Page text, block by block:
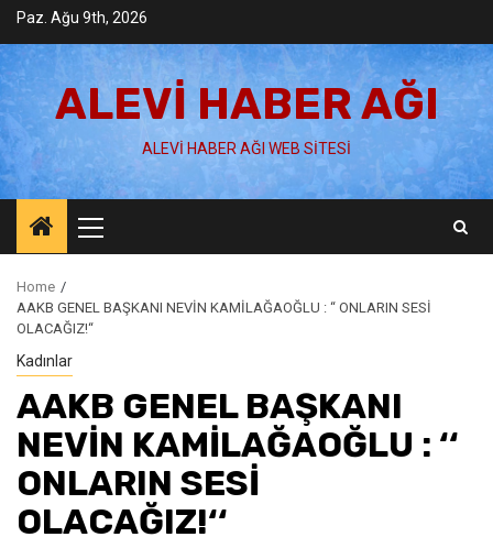
Skip
content
Paz. Ağu 9th, 2026
ALEVI HABER AĞI
ALEVI HABER AĞI WEB SITESI
Menu
Home
AAKB GENEL BAŞKANI NEVİN KAMİLAĞAOĞLU : ‘‘ ONLARIN SESİ
OLACAĞIZ!‘‘
Kadınlar
AAKB GENEL BAŞKANI
NEVİN KAMİLAĞAOĞLU : ‘‘
ONLARIN SESİ
OLACAĞIZ!‘‘